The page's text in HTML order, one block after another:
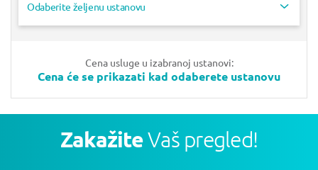
Odaberite željenu ustanovu
Cena usluge u izabranoj ustanovi:
Cena će se prikazati kad odaberete ustanovu
ZakažiteVaš pregled!